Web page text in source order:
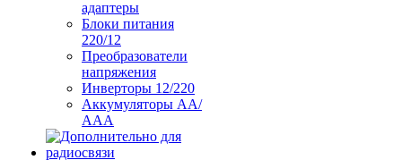
адаптеры
Блоки питания
220/12
Преобразователи
напряжения
Инверторы 12/220
Аккумуляторы АА/
ААА